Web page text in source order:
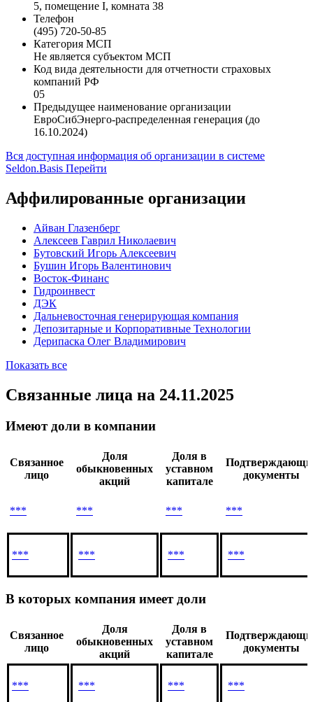
5, помещение I, комната 38
Телефон
(495) 720-50-85
Категория МСП
Не является субъектом МСП
Код вида деятельности для отчетности страховых
компаний РФ
05
Предыдущее наименование организации
ЕвроСибЭнерго-распределенная генерация (до
16.10.2024)
Вся доступная информация об организации в системе
Seldon.Basis Перейти
Аффилированные организации
Айван Глазенберг
Алексеев Гаврил Николаевич
Бутовский Игорь Алексеевич
Бушин Игорь Валентинович
Восток-Финанс
Гидроинвест
ДЭК
Дальневосточная генерирующая компания
Депозитарные и Корпоративные Технологии
Дерипаска Олег Владимирович
Показать все
Связанные лица на 24.11.2025
Имеют доли в компании
Связанное
лицо
Доля
обыкновенных
акций
Доля в
уставном
капитале
документы
*** *** *** ***
*** *** *** ***
В которых компания имеет доли
Связанное
лицо
Доля
обыкновенных
акций
Доля в
уставном
капитале
документы
*** *** *** ***